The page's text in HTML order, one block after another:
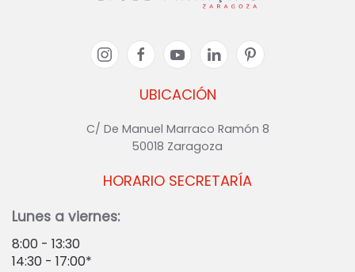
UBICACIÓN
C/ De Manuel Marraco Ramón 8
50018 Zaragoza
HORARIO SECRETARÍA
Lunes a viernes:
8:00 - 13:30
14:30 - 17:00*